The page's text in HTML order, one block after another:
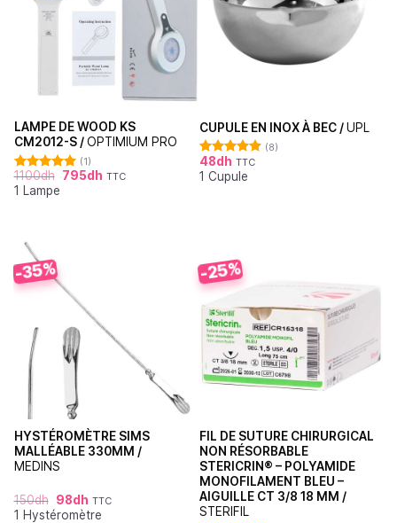
LAMPE DE WOOD KS
CM2012-S /OPTIMIUM PRO
Note5.00
sur 5
(1)
1100dh 795dh TTC
1 Lampe
CUPULE EN INOX À BEC /UPL
Note4.88
sur 5
(8)
48dh TTC
1 Cupule
-35%
HYSTÉROMÈTRE SIMS
MALLÉABLE 330MM /
MEDINS
150dh 98dh TTC
1 Hystéromètre
-25%
FIL DE SUTURE CHIRURGICAL
NON RÉSORBABLE
STERICRIN® – POLYAMIDE
MONOFILAMENT BLEU –
AIGUILLE CT 3/8 18 MM /
STERIFIL